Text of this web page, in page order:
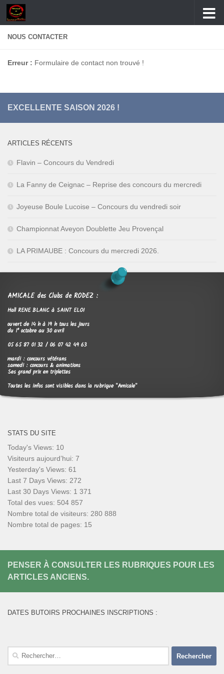
Skip to content
NOUS CONTACTER
Erreur : Formulaire de contact non trouvé !
EXCELLENTE SAISON 2026 !
ARTICLES RÉCENTS
Flavin – Concours du Vendredi
La Fanny de Ceignac – Reprise des concours du mercredi
Joyeuse Boule Lucoise – Concours du vendredi soir
Championnat Aveyon Doublette Jeu Provençal
LA PRIMAUBE : Concours du mercredi 2026.
AMICALE des Clubs de RODEZ :
Hall RENE BLANC à SAINT ELOI
ouvert de 14 h à 19 h tous les jours
du 1° octobre au 30 avril
05 65 87 01 32 / 06 07 42 49 63
mardi : concours vétérans
samedi : concours & animations
Ses grand prix en triplettes
Toutes les infos sont visibles dans la rubrique "Amicale"
STATS DU SITE
Today's Views: 10
Visiteurs aujourd’hui: 7
Yesterday's Views: 61
Last 7 Days Views: 272
Last 30 Days Views: 1 371
Total des vues: 504 857
Nombre total de visiteurs: 280 888
Nombre total de pages: 15
PENSER À CONSULTER LES RUBRIQUES POUR LES
ARTICLES ANCIENS.
DATES BUTOIRS PROCHAINES INSCRIPTIONS :
Rechercher :